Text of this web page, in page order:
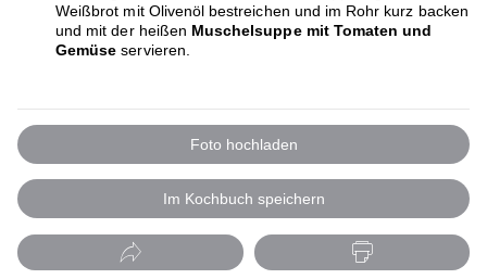
Weißbrot mit Olivenöl bestreichen und im Rohr kurz backen
und mit der heißen Muschelsuppe mit Tomaten und
Gemüseservieren.
Foto hochladen
Im Kochbuch speichern